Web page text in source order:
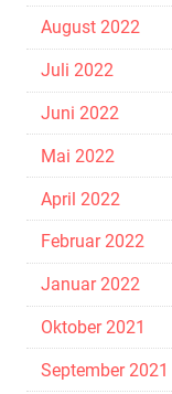
August 2022
Juli 2022
Juni 2022
Mai 2022
April 2022
Februar 2022
Januar 2022
Oktober 2021
September 2021